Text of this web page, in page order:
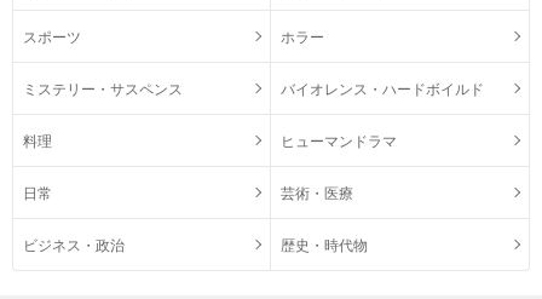
スポーツ ホラー
ミステリー・サスペンス バイオレンス・ハードボイルド
料理 ヒューマンドラマ
日常 芸術・医療
ビジネス・政治 歴史・時代物